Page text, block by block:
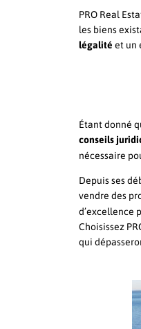
PRO Real
les biens
légalité et un
Étant donné
conseils
nécessaire
Depuis ses
vendre des
d’excellence
Choisissez
qui